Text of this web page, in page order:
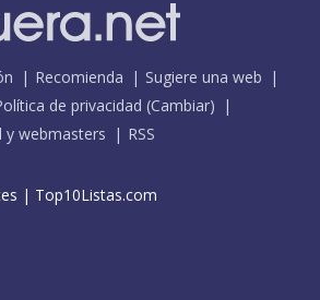
Recomienda
Sugiere una web
de privacidad (Cambiar)
y webmasters RSS
| Top10Listas.com